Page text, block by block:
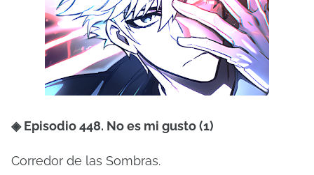
◈ Episodio 448. No es mi gusto (1)
Corredor de las Sombras.